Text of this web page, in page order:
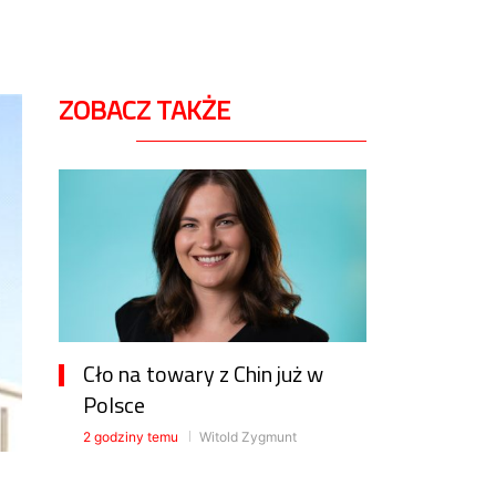
ZOBACZ TAKŻE
Cło na towary z Chin już w
Polsce
2 godziny temu Witold Zygmunt